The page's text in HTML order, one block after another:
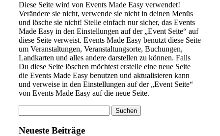
Diese Seite wird von Events Made Easy verwendet!
Verändere sie nicht, verwende sie nicht in deinen Menüs
und lösche sie nicht! Stelle einfach nur sicher, das Events
Made Easy in den Einstellungen auf der „Event Seite“ auf
diese Seite verweist. Events Made Easy benutzt diese Seite
um Veranstaltungen, Veranstaltungsorte, Buchungen,
Landkarten und alles andere darstellen zu können. Falls
Du diese Seite löschen möchtest erstelle eine neue Seite
die Events Made Easy benutzen und aktualisieren kann
und verweise in den Einstellungen auf der „Event Seite“
von Events Made Easy auf die neue Seite.
nach:
Neueste Beiträge